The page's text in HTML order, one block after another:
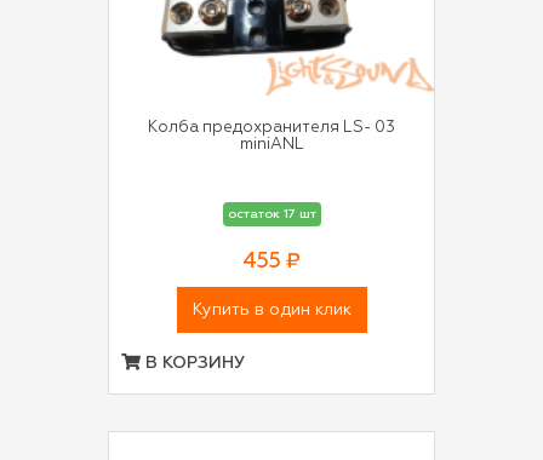
Колба предохранителя LS- 03
miniANL
остаток 17 шт
455 ₽
Купить в один клик
В КОРЗИНУ